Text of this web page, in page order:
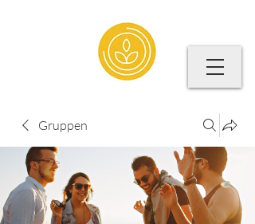
Gruppen